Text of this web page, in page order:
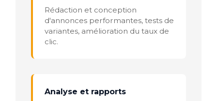
Rédaction et conception
d'annonces performantes, tests de
variantes, amélioration du taux de
clic.
Analyse et rapports